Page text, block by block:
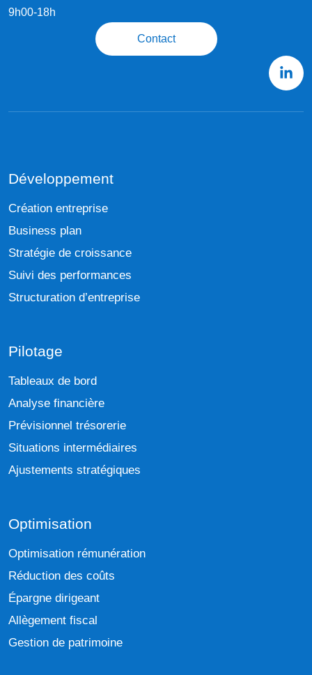
9h00-18h
Contact
Développement
Création entreprise
Business plan
Stratégie de croissance
Suivi des performances
Structuration d’entreprise
Pilotage
Tableaux de bord
Analyse financière
Prévisionnel trésorerie
Situations intermédiaires
Ajustements stratégiques
Optimisation
Optimisation rémunération
Réduction des coûts
Épargne dirigeant
Allègement fiscal
Gestion de patrimoine